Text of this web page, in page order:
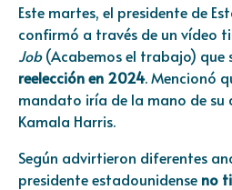
Este martes, el presidente de
confirmó a través de un vídeo
Job(Acabemos el trabajo) que
reelección en 2024. Mencionó
mandato iría de la mano de su
Kamala Harris.
Según advirtieron diferentes
presidente estadounidense no